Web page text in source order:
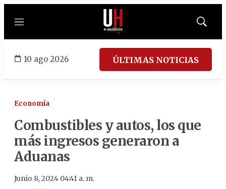
Menú
Mostrar
10 ago 2026 ÚLTIMAS NOTICIAS
Economía
Combustibles y autos, los que
más ingresos generaron a
Aduanas
Junio 8, 2024 04:41 a. m.